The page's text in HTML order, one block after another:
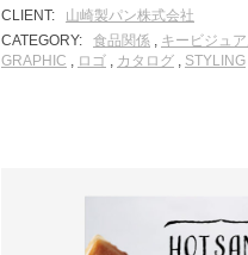
CLIENT:
山崎製パン株式会社
CATEGORY:
食品関係 キービジュ
GRAPHIC
ロゴ カタログ STYLING